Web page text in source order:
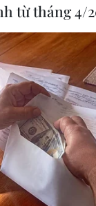
nước xuất
đã tăng
khi các mối
xấu đi./.
từ tháng 4/